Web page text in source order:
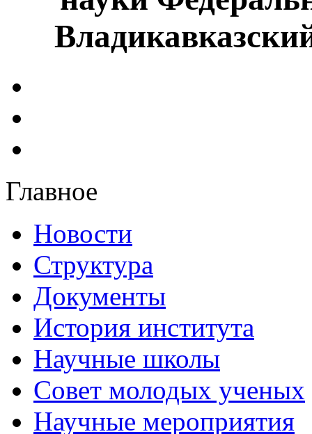
Главное
Новости
Структура
Документы
История института
Научные школы
Совет молодых ученых
Научные мероприятия